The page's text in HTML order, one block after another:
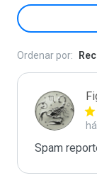
Ordenar por:
Spam